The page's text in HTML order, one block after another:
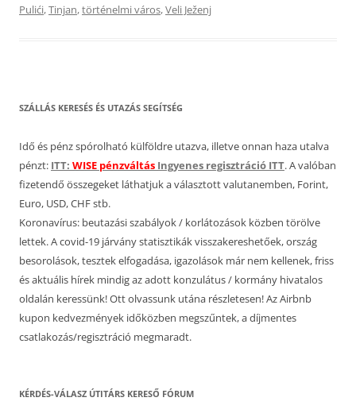
Pulići,Tinjan,történelmi város,Veli Ježenj
SZÁLLÁS KERESÉS ÉS UTAZÁS SEGÍTSÉG
Idő és pénz spórolható külföldre utazva, illetve onnan haza utalva
pénzt: ITT: WISE pénzváltás Ingyenes regisztráció ITT. A valóban
fizetendő összegeket láthatjuk a választott valutanemben, Forint,
Euro, USD, CHF stb.
Koronavírus: beutazási szabályok / korlátozások közben törölve
lettek. A covid-19 járvány statisztikák visszakereshetőek, ország
besorolások, tesztek elfogadása, igazolások már nem kellenek, friss
és aktuális hírek mindig az adott konzulátus / kormány hivatalos
oldalán keressünk! Ott olvassunk utána részletesen! Az Airbnb
kupon kedvezmények időközben megszűntek, a díjmentes
csatlakozás/regisztráció megmaradt.
KÉRDÉS-VÁLASZ ÚTITÁRS KERESŐ FÓRUM